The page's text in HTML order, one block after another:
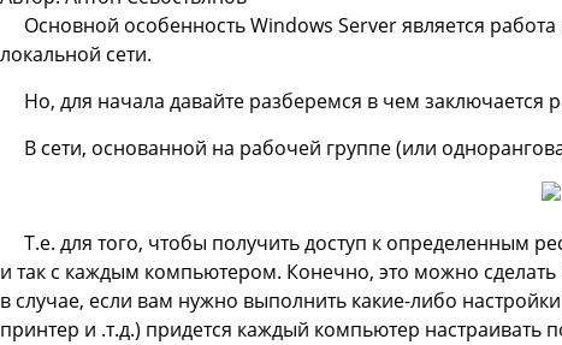
Основной особенность Windows Server является
локальной сети.
Но, для начала давайте разберемся в чем заключается
В сети, основанной на рабочей группе (или
Т.е. для того, чтобы получить доступ к определенным
и так с каждым компьютером. Конечно, это можно
в случае, если вам нужно выполнить какие-либо
принтер и .т.д.) придется каждый компьютер настраивать